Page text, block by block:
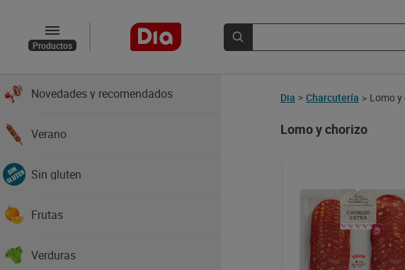
Productos
Novedades y recomendados
Verano
Sin gluten
Frutas
Verduras
Dia > Charcutería > Lomo
Lomo y chorizo